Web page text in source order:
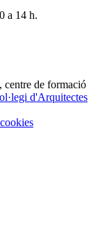
a 14 h.
centre de formació
d'Arquitectes